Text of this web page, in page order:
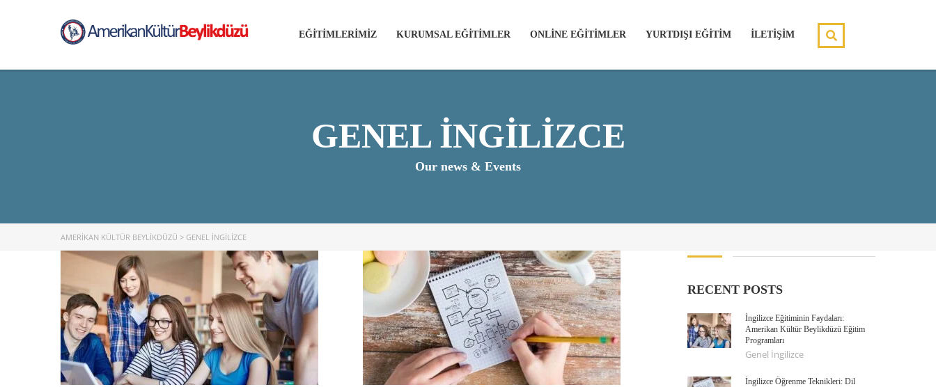
EĞİTİMLERİMİZ KURUMSAL EĞİTİMLER ONLİNE EĞİTİMLER YURTDIŞI EĞİTİM İLETİŞİM
GENEL İNGILIZCE
Our news & Events
AMERIKAN KÜLTÜR BEYLIKDÜZÜ > GENEL İNGILIZCE
RECENT POSTS
İngilizce Eğitiminin Faydaları:
Amerikan Kültür Beylikdüzü Eğitim
Programları
Genel İngilizce
İngilizce Öğrenme Teknikleri: Dil